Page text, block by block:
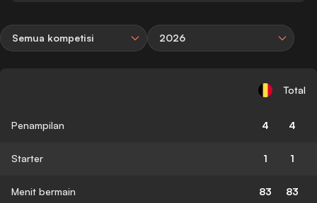
Semua kompetisi 2026
Total
Penampilan 4 4
Starter 1 1
Menit bermain 83 83